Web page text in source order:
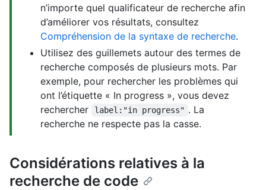
n’importe quel qualificateur de recherche afin
d’améliorer vos résultats, consultez
Compréhension de la syntaxe de recherche.
Utilisez des guillemets autour des termes de
recherche composés de plusieurs mots. Par
exemple, pour rechercher les problèmes qui
ont l’étiquette « In progress », vous devez
rechercher
label:"in progress" . La
recherche ne respecte pas la casse.
Considérations relatives à la
recherche de code